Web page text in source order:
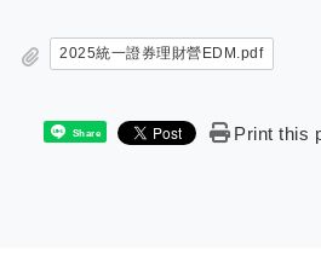
2025統一證券理財營EDM.pdf
Share Print this